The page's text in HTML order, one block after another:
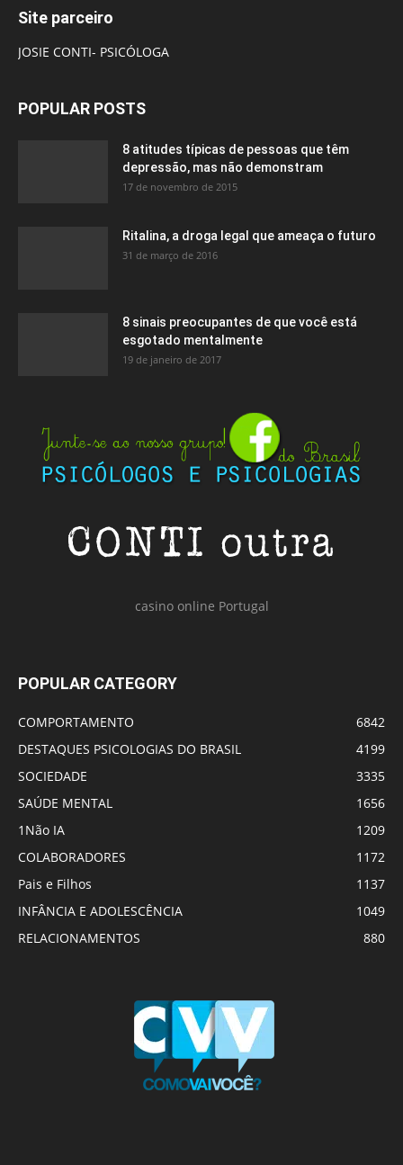
Site parceiro
JOSIE CONTI- PSICÓLOGA
POPULAR POSTS
8 atitudes típicas de pessoas que têm
depressão, mas não demonstram
17 de novembro de 2015
Ritalina, a droga legal que ameaça o futuro
31 de março de 2016
8 sinais preocupantes de que você está
esgotado mentalmente
19 de janeiro de 2017
casino online Portugal
POPULAR CATEGORY
COMPORTAMENTO
6842
DESTAQUES PSICOLOGIAS DO BRASIL
4199
SOCIEDADE
3335
SAÚDE MENTAL
1656
1Não IA
1209
COLABORADORES
1172
Pais e Filhos
1137
INFÂNCIA E ADOLESCÊNCIA
1049
RELACIONAMENTOS
880